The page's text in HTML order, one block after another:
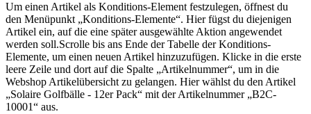
Um einen Artikel als Konditions-Element festzulegen, öffnest du
den Menüpunkt „Konditions-Elemente“. Hier fügst du diejenigen
Artikel ein, auf die eine später ausgewählte Aktion angewendet
werden soll.Scrolle bis ans Ende der Tabelle der Konditions-
Elemente, um einen neuen Artikel hinzuzufügen. Klicke in die erste
leere Zeile und dort auf die Spalte „Artikelnummer“, um in die
Webshop Artikelübersicht zu gelangen. Hier wählst du den Artikel
„Solaire Golfbälle - 12er Pack“ mit der Artikelnummer „B2C-
10001“ aus.